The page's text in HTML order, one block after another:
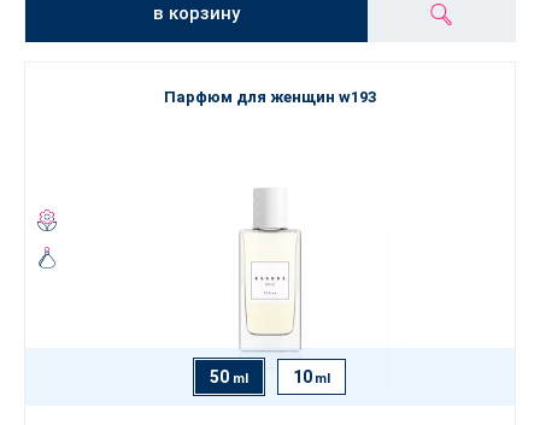
в корзину
Парфюм для женщин w193
50 ml 10 ml